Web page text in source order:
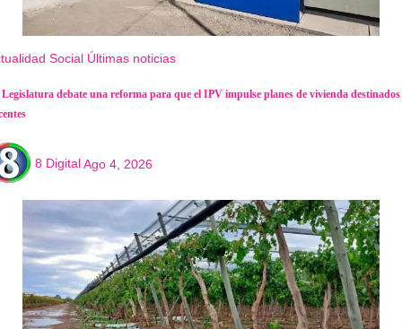
Social Últimas noticias
debate una reforma para que el IPV impulse planes de vivienda destinados
8 DigitalAgo 4, 2026